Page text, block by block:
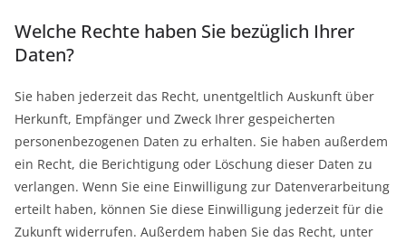
Welche Rechte haben Sie bezüglich Ihrer
Daten?
Sie haben jederzeit das Recht, unentgeltlich Auskunft über
Herkunft, Empfänger und Zweck Ihrer gespeicherten
personenbezogenen Daten zu erhalten. Sie haben außerdem
ein Recht, die Berichtigung oder Löschung dieser Daten zu
verlangen. Wenn Sie eine Einwilligung zur Datenverarbeitung
erteilt haben, können Sie diese Einwilligung jederzeit für die
Zukunft widerrufen. Außerdem haben Sie das Recht, unter